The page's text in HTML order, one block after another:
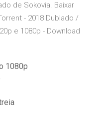
de Sokovia. Baixar
- 2018 Dublado /
e 1080p - Download
1080p